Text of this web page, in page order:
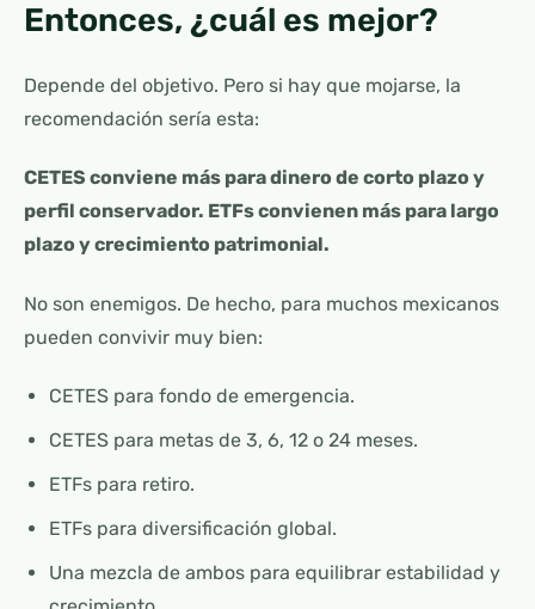
Entonces, ¿cuál es mejor?
Depende del objetivo. Pero si hay que mojarse, la
recomendación sería esta:
CETES conviene más para dinero de corto plazo y
perfil conservador. ETFs convienen más para largo
plazo y crecimiento patrimonial.
No son enemigos. De hecho, para muchos mexicanos
pueden convivir muy bien:
CETES para fondo de emergencia.
CETES para metas de 3, 6, 12 o 24 meses.
ETFs para retiro.
ETFs para diversificación global.
Una mezcla de ambos para equilibrar estabilidad y